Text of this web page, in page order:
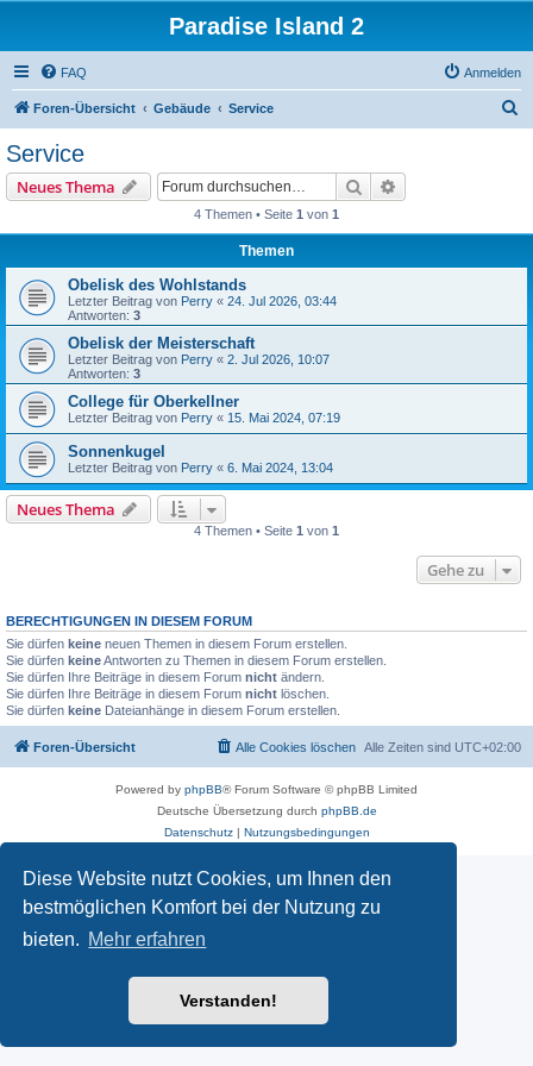
Diese Website nutzt Cookies, um Ihnen den
bestmöglichen Komfort bei der Nutzung zu
bieten. Mehr erfahren
Verstanden!
Paradise Island 2
FAQ Anmelden
Foren-Übersicht Gebäude Service
Service
Neues Thema Suche
4 Themen • Seite 1 von 1
Themen
Obelisk des Wohlstands
Letzter Beitrag von Perry « 24. Jul 2026, 03:44
Antworten: 3
Obelisk der Meisterschaft
Letzter Beitrag von Perry « 2. Jul 2026, 10:07
Antworten: 3
College für Oberkellner
Letzter Beitrag von Perry « 15. Mai 2024, 07:19
Sonnenkugel
Letzter Beitrag von Perry « 6. Mai 2024, 13:04
Neues Thema
4 Themen • Seite 1 von 1
Gehe zu
BERECHTIGUNGEN IN DIESEM FORUM
Sie dürfen keine neuen Themen in diesem Forum erstellen.
Sie dürfen keineAntworten zu Themen in diesem Forum erstellen.
Sie dürfen Ihre Beiträge in diesem Forum nicht ändern.
Sie dürfen Ihre Beiträge in diesem Forum nicht löschen.
Sie dürfen keine Dateianhänge in diesem Forum erstellen.
Foren-Übersicht Alle Zeiten sind UTC+02:00
Alle Cookies löschen
Powered by phpBB® Forum Software © phpBB Limited
Deutsche Übersetzung durch phpBB.de
Datenschutz| Nutzungsbedingungen